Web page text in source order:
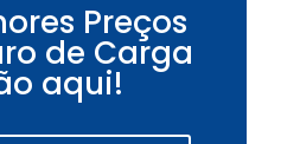
Preços
de Carga
aqui!